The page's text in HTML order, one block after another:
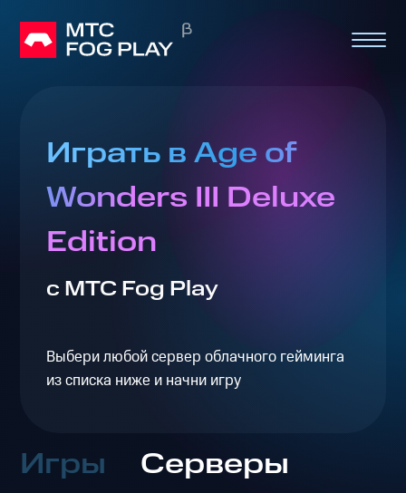
Играть в Age of
Wonders III Deluxe
Edition
с МТС Fog Play
Выбери любой сервер облачного гейминга
из списка ниже и начни игру
Игры Серверы